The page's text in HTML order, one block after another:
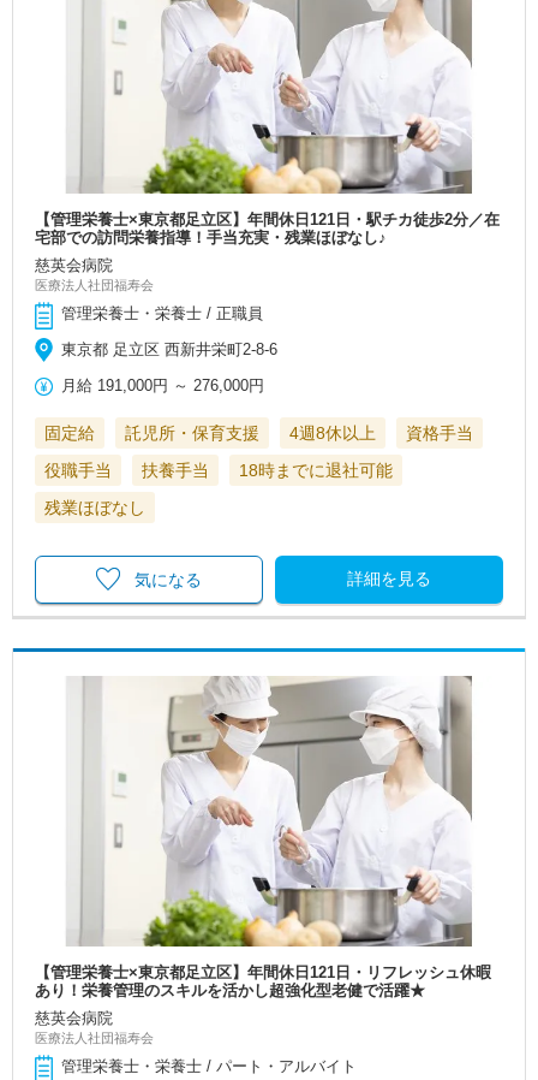
【管理栄養士×東京都足立区】年間休日121日・駅チカ徒歩2分／在
宅部での訪問栄養指導！手当充実・残業ほぼなし♪
慈英会病院
医療法人社団福寿会
管理栄養士・栄養士 / 正職員
東京都 足立区 西新井栄町2-8-6
月給 191,000円 ～ 276,000円
固定給 託児所・保育支援 4週8休以上
資格手当
役職手当
扶養手当
18時までに退社可能
残業ほぼなし
詳細を見る
気になる
【管理栄養士×東京都足立区】年間休日121日・リフレッシュ休暇
あり！栄養管理のスキルを活かし超強化型老健で活躍★
慈英会病院
医療法人社団福寿会
管理栄養士・栄養士 / パート・アルバイト